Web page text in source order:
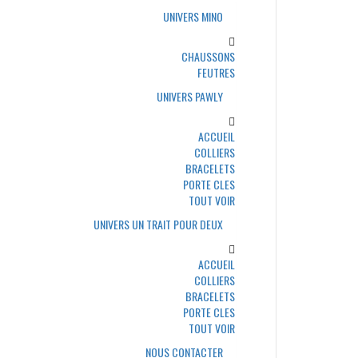
UNIVERS MINO
CHAUSSONS
FEUTRES
UNIVERS PAWLY
ACCUEIL
COLLIERS
BRACELETS
PORTE CLES
TOUT VOIR
UNIVERS UN TRAIT POUR DEUX
ACCUEIL
COLLIERS
BRACELETS
PORTE CLES
TOUT VOIR
NOUS CONTACTER